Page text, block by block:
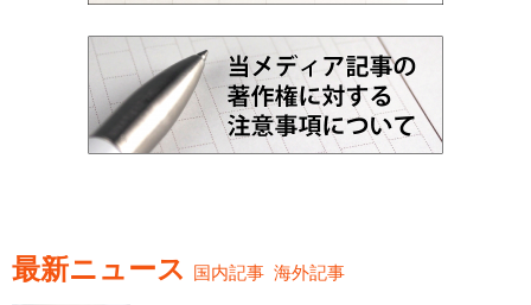
最新ニュース 国内記事 海外記事